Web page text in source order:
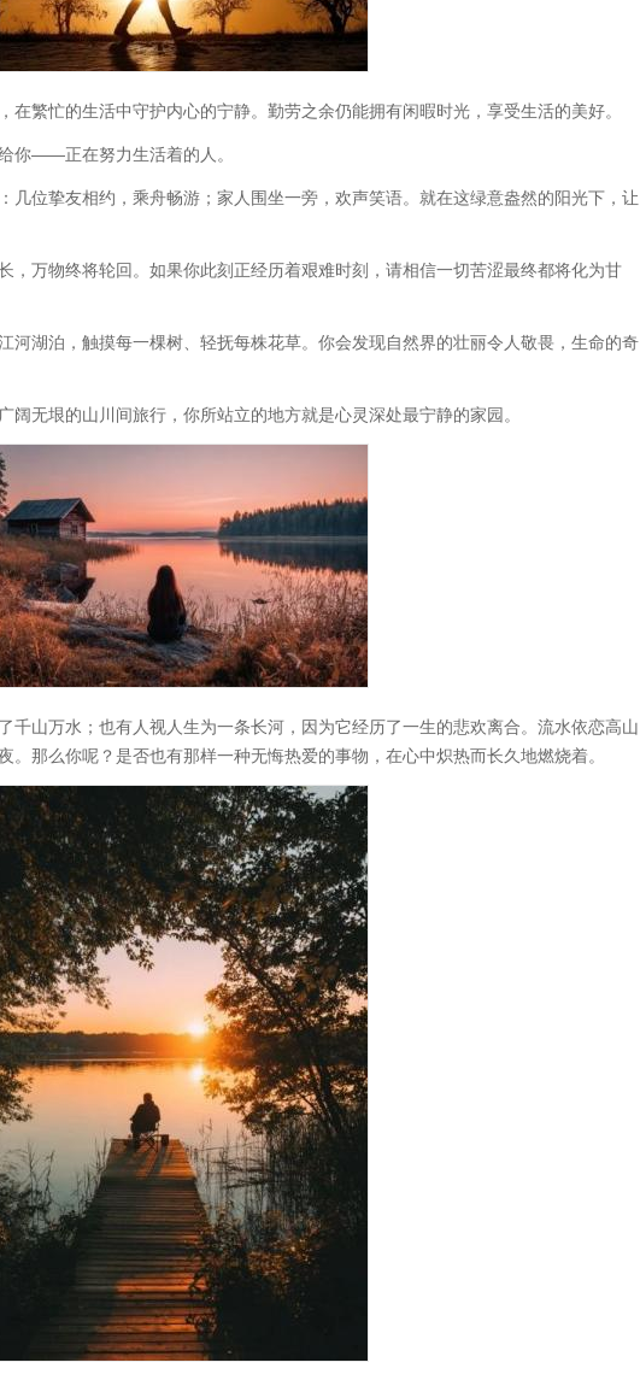
在繁忙的生活中守护内心的宁静。勤劳之余仍能拥有闲暇时光，享受生活的美好。
你——正在努力生活着的人。
几位挚友相约，乘舟畅游；家人围坐一旁，欢声笑语。就在这绿意盎然的阳光下，让
，万物终将轮回。如果你此刻正经历着艰难时刻，请相信一切苦涩最终都将化为甘
河湖泊，触摸每一棵树、轻抚每株花草。你会发现自然界的壮丽令人敬畏，生命的奇
阔无垠的山川间旅行，你所站立的地方就是心灵深处最宁静的家园。
千山万水；也有人视人生为一条长河，因为它经历了一生的悲欢离合。流水依恋高山
那么你呢？是否也有那样一种无悔热爱的事物，在心中炽热而长久地燃烧着。